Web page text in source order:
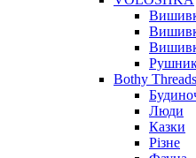
Bothy Threads
Люди
Казки
Різне